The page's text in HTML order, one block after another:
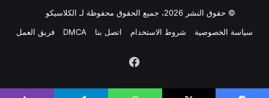
© حقوق النشر 2026، جميع الحقوق محفوظة لـ الكلاسيكو
سياسة الخصوصية
شروط الاستخدام اتصل بنا DMCA فريق العمل
فيسبوك